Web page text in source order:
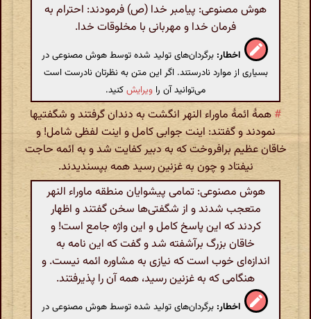
هوش مصنوعی: پیامبر خدا (ص) فرمودند: احترام به
فرمان خدا و مهربانی با مخلوقات خدا.
اخطار: برگردان‌های تولید شده توسط هوش مصنوعی در
بسیاری از موارد نادرستند. اگر این متن به نظرتان نادرست است
می‌توانید آن را ویرایشکنید.
# همهٔ ائمهٔ ماوراء النهر انگشت به دندان گرفتند و شگفتیها
نمودند و گفتند: اینت جوابی کامل و اینت لفظی شامل! و
خاقان عظیم برافروخت که به دبیر کفایت شد و به ائمه حاجت
نیفتاد و چون به غزنین رسید همه بپسندیدند.
هوش مصنوعی: تمامی پیشوایان منطقه ماوراء النهر
متعجب شدند و از شگفتی‌ها سخن گفتند و اظهار
کردند که این پاسخ کامل و این واژه جامع است! و
خاقان بزرگ برآشفته شد و گفت که این نامه به
اندازه‌ای خوب است که نیازی به مشاوره ائمه نیست. و
هنگامی که به غزنین رسید، همه آن را پذیرفتند.
اخطار: برگردان‌های تولید شده توسط هوش مصنوعی در